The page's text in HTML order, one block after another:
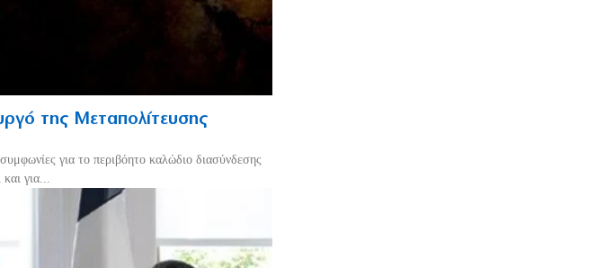
της Μεταπολίτευσης
για το περιβόητο καλώδιο διασύνδεσης
για...